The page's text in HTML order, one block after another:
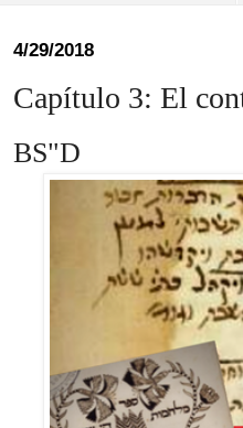
4/29/2018
Capítulo 3: El
BS"D